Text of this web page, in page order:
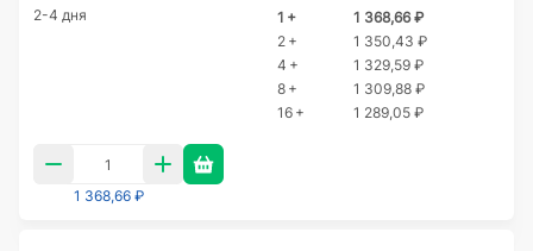
2-4 дня 1 +
1 368,66 ₽
2 +
1 350,43 ₽
4 +
1 329,59 ₽
8 +
1 309,88 ₽
16 +
1 289,05 ₽
1 368,66 ₽